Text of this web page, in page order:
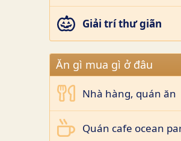
Giải trí thư giãn
Ăn gì mua gì ở đâu
Nhà hàng, quán ăn
Quán cafe ocean